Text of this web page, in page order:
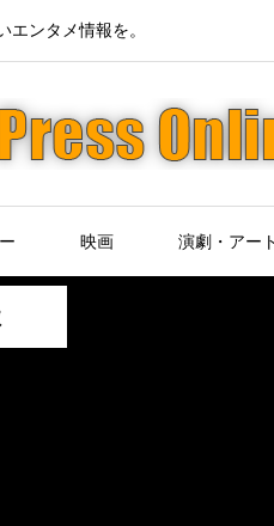
エンタメ情報を。
映画 演劇・アー